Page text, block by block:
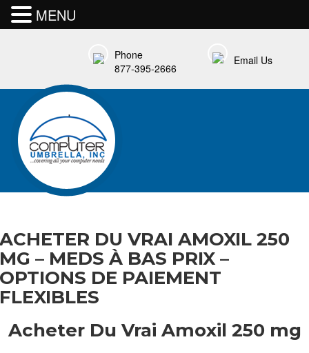
Email Us
Phone
877-395-2666
ACHETER DU VRAI AMOXIL 250
MG – MEDS À BAS PRIX –
OPTIONS DE PAIEMENT
FLEXIBLES
Acheter Du Vrai Amoxil 250 mg
MENU